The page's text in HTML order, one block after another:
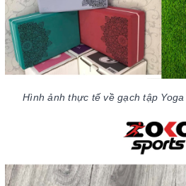
Hình ảnh thực tế về gạch tập Yoga